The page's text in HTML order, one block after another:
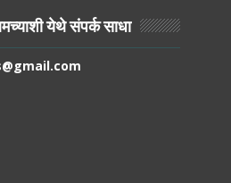
येथे संपर्क साधा